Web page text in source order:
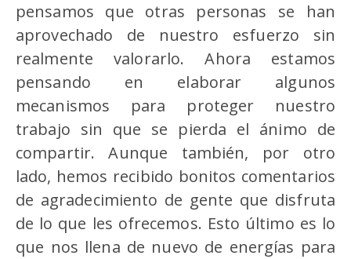
pensamos que otras personas se han
aprovechado de nuestro esfuerzo sin
realmente valorarlo. Ahora estamos
pensando en elaborar algunos
mecanismos para proteger nuestro
trabajo sin que se pierda el ánimo de
compartir. Aunque también, por otro
lado, hemos recibido bonitos comentarios
de agradecimiento de gente que disfruta
de lo que les ofrecemos. Esto último es lo
que nos llena de nuevo de energías para